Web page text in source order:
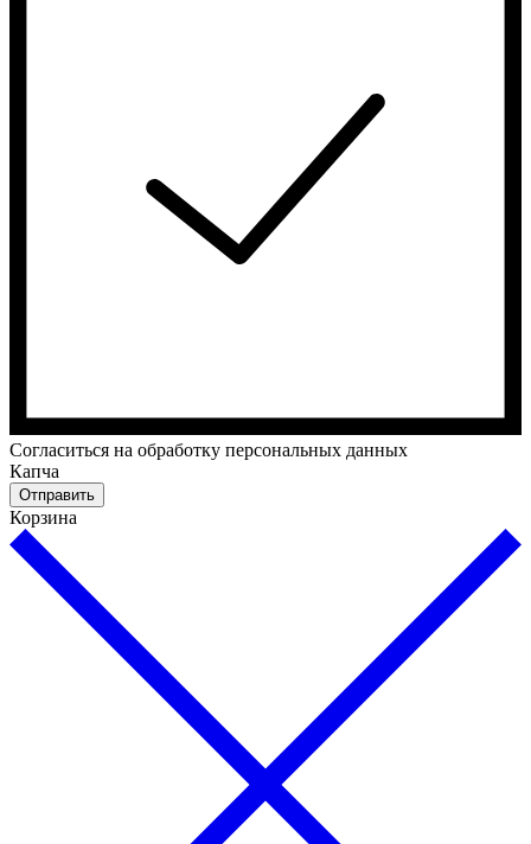
Cогласиться на обработку персональных данных
Капча
Отправить
Корзина